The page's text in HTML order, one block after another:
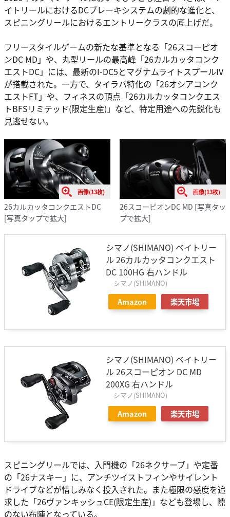
イトリールにおけるDCブレーキシステムの劇的な進化と、
スピニングリールにおけるエントリークラスの底上げだ。
フリースタイルゲームの新たな基準となる「26スコーピオ
ンDC MD」や、丸型リールの最高峰「26カルカッタコンク
エストDC」には、最新のI-DC5とマグナムライトスプールIV
が搭載された。一方で、タイラバ特化の「26オシアコンク
エストFT」や、フィネスの頂点「26カルカッタコンクエス
トBFSリミテッド(限定生産)」など、特定用途への先鋭化も
見逃せない。
画像(13枚)
26カルカッタコンクエストDC
[写真タップで拡大]
画像(13枚)
26スコーピオンDC MD [写真タッ
プで拡大]
シマノ(SHIMANO) ベイトリー
ル 26カルカッタコンクエスト
DC 100HG 右ハンドル
シマノ(SHIMANO)
Amazon 楽天市場
シマノ(SHIMANO) ベイトリー
ル 26スコーピオン DC MD
200XG 右ハンドル
シマノ(SHIMANO)
Amazon 楽天市場
スピニングリールでは、入門機の「26ネクサーブ」や定番
の「26ナスキー」に、アンチツイストフィンやサイレント
ドライブなどが惜しみなく投入された。また極限の感度を追
求した「26ヴァンキッシュCE(限定生産)」なども登場し、隙
のない布陣となっている。